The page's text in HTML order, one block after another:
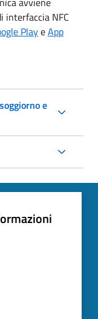
interfaccia NFC
PlayeApp
e